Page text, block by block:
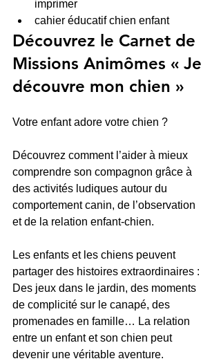
imprimer
cahier éducatif chien enfant
Découvrez le Carnet de
Missions Animômes « Je
découvre mon chien »
Votre enfant adore votre chien ?
Découvrez comment l’aider à mieux
comprendre son compagnon grâce à
des activités ludiques autour du
comportement canin, de l’observation
et de la relation enfant-chien.
Les enfants et les chiens peuvent
partager des histoires extraordinaires :
Des jeux dans le jardin, des moments
de complicité sur le canapé, des
promenades en famille… La relation
entre un enfant et son chien peut
devenir une véritable aventure.